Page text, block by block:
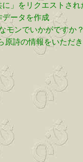
に」をリクエストさ
データを作成
モンでいかがですか
原詩の情報をいただ